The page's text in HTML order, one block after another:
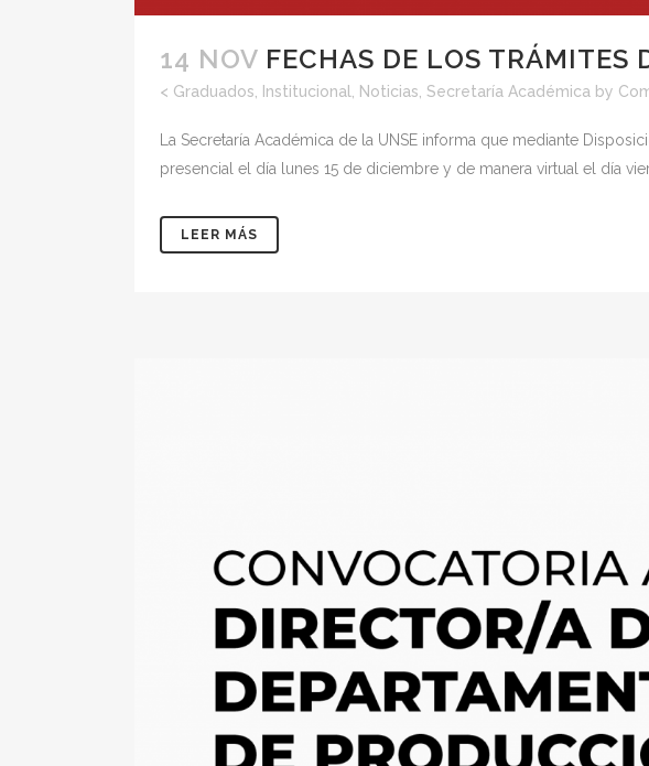
14 NOV FECHAS DE LOS TRÁMITES
< Graduados, Institucional, Noticias, Secretaría Académica by
La Secretaría Académica de la UNSE informa que mediante
presencial el día lunes 15 de diciembre y de manera virtual el día
LEER MÁS